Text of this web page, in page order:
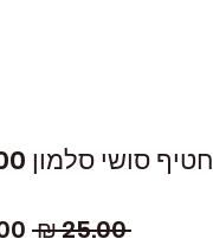
חטיף סושי סלמון 100 גרם
‏25.00 ‏₪